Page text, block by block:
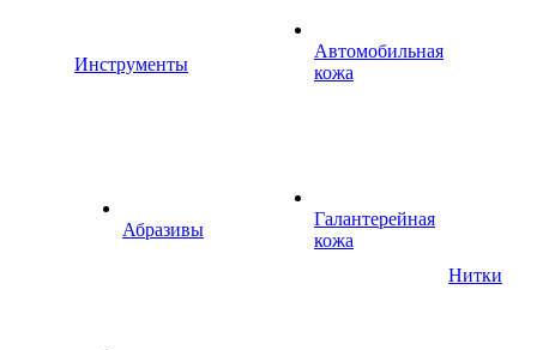
Инструменты
Абразивы
Автомобильная
кожа
Галантерейная
кожа
Нитки